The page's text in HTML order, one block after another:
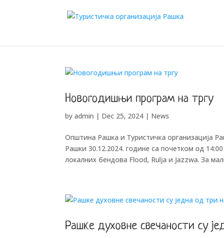
Новогодишњи програм на тргу
byadmin | Dec 25, 2024 | News
Општина Рашка и Туристичка организација
Рашки 30.12.2024. године са почетком од
локалних бендова Flood, Rulja и Jazzwa. За
Рашке духовне свечаности су